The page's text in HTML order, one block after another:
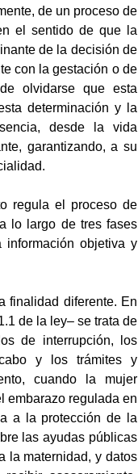
de un proceso de
el sentido de que la
de la decisión de
con la gestación o de
olvidarse que esta
determinación y la
desde la vida
garantizando, a su
regula el proceso de
lo largo de tres fases
información objetiva y
finalidad diferente. En
de la ley– se trata de
de interrupción, los
y los trámites y
cuando la mujer
embarazo regulada en
a la protección de la
las ayudas públicas
la maternidad, y datos